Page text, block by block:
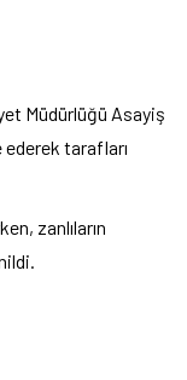
Müdürlüğü Asayiş
tarafları
zanlıların